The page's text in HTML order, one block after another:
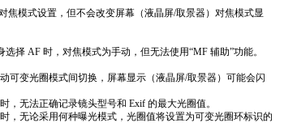
焦模式设置，但不会改变屏幕（液晶屏/取景器）对焦模式显
择 AF 时，对焦模式为手动，但无法使用“MF 辅助”功能。
可变光圈模式间切换，屏幕显示（液晶屏/取景器）可能会闪
，无法正确​​记录镜头型号和 Exif 的最大光圈值。
，无论采用何种曝光模式，光圈值将设置为可变光圈环标识的